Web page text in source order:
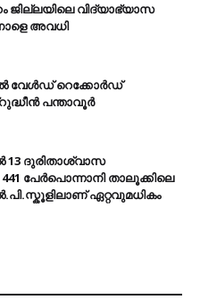
ജില്ലയിലെ വിദ്യാഭ്യാസ
അവധി
വേൾഡ് റെക്കോർഡ്
പന്താവൂർ
13 ദുരിതാശ്വാസ
പേർപൊന്നാനി താലൂക്കിലെ
ഏറ്റവുമധികം